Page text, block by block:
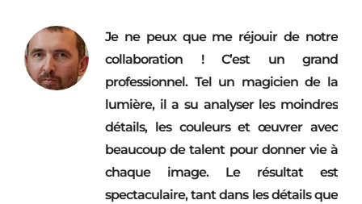
Je ne peux que me réjouir de notre
collaboration ! C’est un grand
professionnel. Tel un magicien de la
lumière, il a su analyser les moindres
détails, les couleurs et œuvrer avec
beaucoup de talent pour donner vie à
chaque image. Le résultat est
spectaculaire, tant dans les détails que